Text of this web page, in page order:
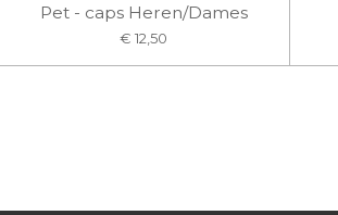
Pet - caps Heren/Dames
€ 12,50